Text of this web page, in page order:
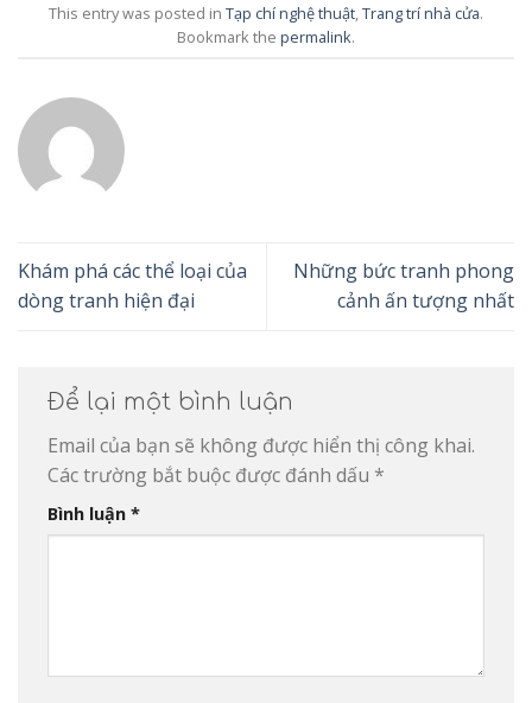
This entry was posted in Tạp chí nghệ thuật,Trang trí nhà cửa.
Bookmark the permalink.
Khám phá các thể loại của
dòng tranh hiện đại
Những bức tranh phong
cảnh ấn tượng nhất
Để lại một bình luận
Email của bạn sẽ không được hiển thị công khai.
Các trường bắt buộc được đánh dấu *
Bình luận *